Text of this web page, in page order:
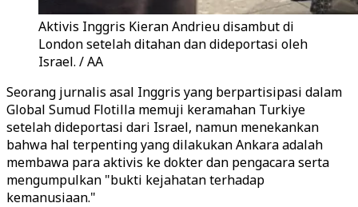
Aktivis Inggris Kieran Andrieu disambut di
London setelah ditahan dan dideportasi oleh
Israel. / AA
Seorang jurnalis asal Inggris yang berpartisipasi dalam
Global Sumud Flotilla memuji keramahan Turkiye
setelah dideportasi dari Israel, namun menekankan
bahwa hal terpenting yang dilakukan Ankara adalah
membawa para aktivis ke dokter dan pengacara serta
mengumpulkan "bukti kejahatan terhadap
kemanusiaan."